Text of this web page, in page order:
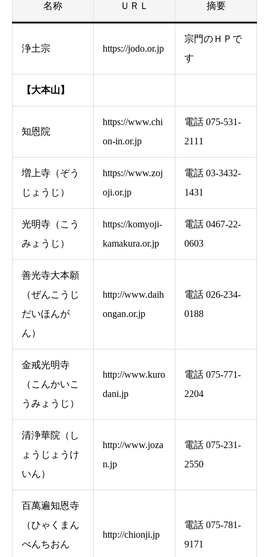
名称 ＵＲＬ 摘要
浄土宗 https://jodo.or.jp
宗門のＨＰで
す
【大本山】
知恩院
https://www.chi
on-in.or.jp
電話 075-531-
2111
増上寺（ぞう
じょうじ）
https://www.zoj
oji.or.jp
電話 03-3432-
1431
光明寺（こう
みょうじ）
https://komyoji-
kamakura.or.jp
電話 0467-22-
0603
善光寺大本願
（ぜんこうじ
だいほんが
ん）
http://www.daih
ongan.or.jp
電話 026-234-
0188
金戒光明寺
（こんかいこ
うみょうじ）
http://www.kuro
dani.jp
電話 075-771-
2204
清浄華院（し
ょうじょうけ
いん）
http://www.joza
n.jp
電話 075-231-
2550
百萬遍知恩寺
（ひゃくまん
べんちおん
http://chionji.jp
電話 075-781-
9171